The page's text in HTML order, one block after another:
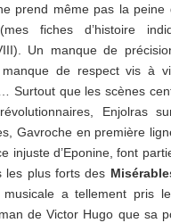
prend même pas la peine
fiches d’histoire
Un manque de
de respect vis à
Surtout que les scènes
Enjolras
Gavroche en première
injuste d’Eponine, font
les plus forts des
musicale a tellement pris
de Victor Hugo que sa